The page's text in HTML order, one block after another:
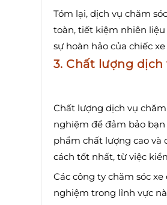
Tóm lại, dịch vụ chăm
toàn, tiết kiệm nhiên liệu
sự hoàn hảo của chiếc xe
3. Chất lượng dịch
Chất lượng dịch vụ
nghiệm để đảm bảo
phẩm chất lượng cao và
cách tốt nhất, từ việc
Các công ty chăm sóc
nghiệm trong lĩnh vực